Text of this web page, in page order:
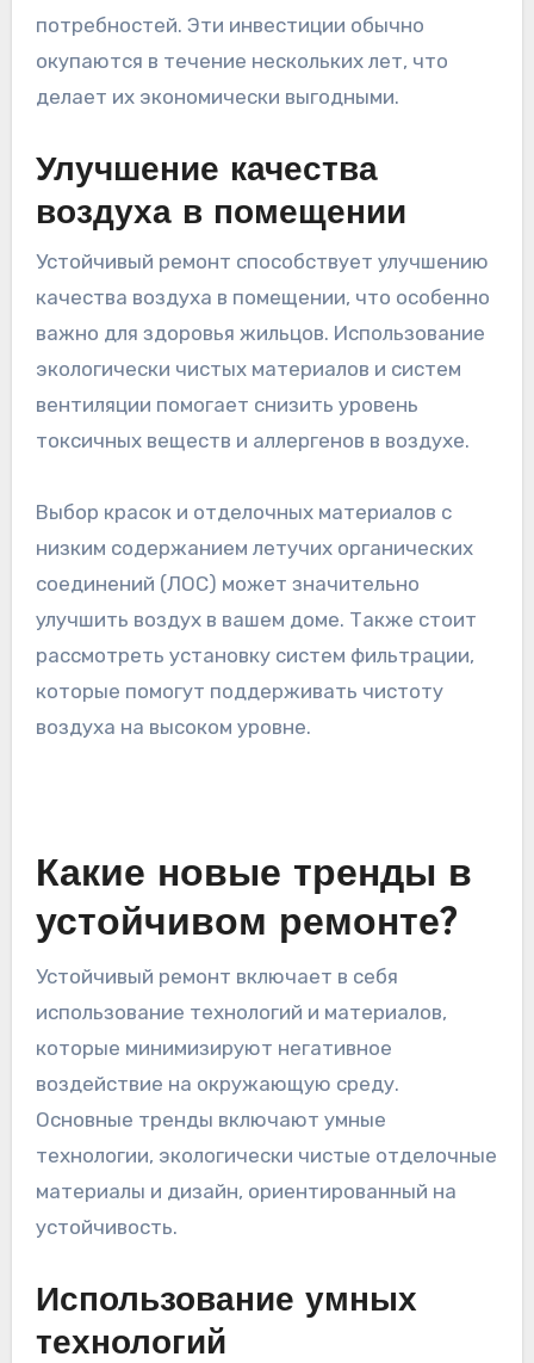
потребностей. Эти инвестиции обычно
окупаются в течение нескольких лет, что
делает их экономически выгодными.
Улучшение качества
воздуха в помещении
Устойчивый ремонт способствует улучшению
качества воздуха в помещении, что особенно
важно для здоровья жильцов. Использование
экологически чистых материалов и систем
вентиляции помогает снизить уровень
токсичных веществ и аллергенов в воздухе.
Выбор красок и отделочных материалов с
низким содержанием летучих органических
соединений (ЛОС) может значительно
улучшить воздух в вашем доме. Также стоит
рассмотреть установку систем фильтрации,
которые помогут поддерживать чистоту
воздуха на высоком уровне.
Какие новые тренды в
устойчивом ремонте?
Устойчивый ремонт включает в себя
использование технологий и материалов,
которые минимизируют негативное
воздействие на окружающую среду.
Основные тренды включают умные
технологии, экологически чистые отделочные
материалы и дизайн, ориентированный на
устойчивость.
Использование умных
технологий